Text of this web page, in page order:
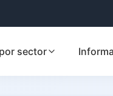
sector